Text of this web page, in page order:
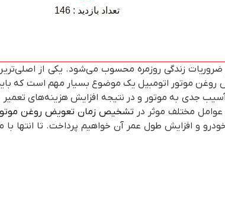
تعداد بازدید : 146
ضروریات زندگی روزمره محسوب می‌شود. یکی از
روغن موتور اتومبیل یک موضوع بسیار مهم است که
جدی به موتور و در نتیجه افزایش هزینه‌های تعمیر
مختلف موثر در تشخیص زمان تعویض روغن
و افزایش طول عمر آن خواهیم پرداخت. تا انتها با